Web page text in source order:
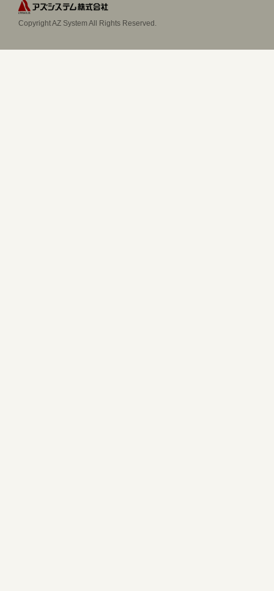
Copyright AZ System All Rights Reserved.